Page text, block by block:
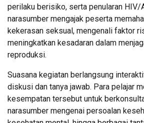
perilaku berisiko, serta penularan HIV/
narasumber mengajak peserta
kekerasan seksual, mengenali faktor
meningkatkan kesadaran dalam
reproduksi.
Suasana kegiatan berlangsung
diskusi dan tanya jawab. Para pelajar
kesempatan tersebut untuk
narasumber mengenai persoalan